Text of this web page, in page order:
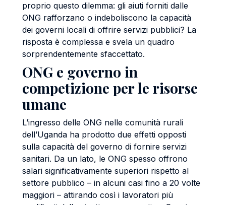
proprio questo dilemma: gli aiuti forniti dalle
ONG rafforzano o indeboliscono la capacità
dei governi locali di offrire servizi pubblici? La
risposta è complessa e svela un quadro
sorprendentemente sfaccettato.
ONG e governo in
competizione per le risorse
umane
L’ingresso delle ONG nelle comunità rurali
dell’Uganda ha prodotto due effetti opposti
sulla capacità del governo di fornire servizi
sanitari. Da un lato, le ONG spesso offrono
salari significativamente superiori rispetto al
settore pubblico – in alcuni casi fino a 20 volte
maggiori – attirando così i lavoratori più